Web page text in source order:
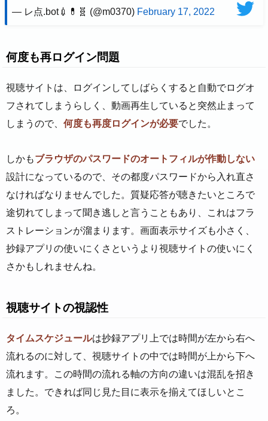
— レ点.bot💉💊🧬 (@m0370) February 17, 2022
何度も再ログイン問題
視聴サイトは、ログインしてしばらくすると自動でログオ
フされてしまうらしく、動画再生していると突然止まって
しまうので、 何度も再度ログインが必要でした。
しかもブラウザのパスワードのオートフィルが作動しない
設計になっているので、その都度パスワードから入れ直さ
なければなりませんでした。質疑応答が聴きたいところで
途切れてしまって聞き逃しと言うこともあり、これはフラ
ストレーションが溜まります。画面表示サイズも小さく、
抄録アプリの使いにくさというより視聴サイトの使いにく
さかもしれませんね。
視聴サイトの視認性
タイムスケジュールは抄録アプリ上では時間が左から右へ
流れるのに対して、視聴サイトの中では時間が上から下へ
流れます。この時間の流れる軸の方向の違いは混乱を招き
ました。できれば同じ見た目に表示を揃えてほしいとこ
ろ。